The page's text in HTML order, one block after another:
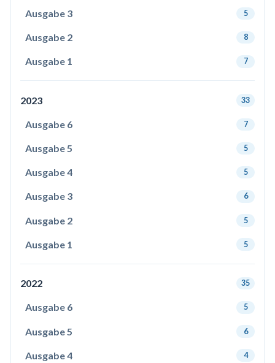
Ausgabe 3 5
Ausgabe 2 8
Ausgabe 1 7
2023 33
Ausgabe 6 7
Ausgabe 5 5
Ausgabe 4 5
Ausgabe 3 6
Ausgabe 2 5
Ausgabe 1 5
2022 35
Ausgabe 6 5
Ausgabe 5 6
Ausgabe 4 4